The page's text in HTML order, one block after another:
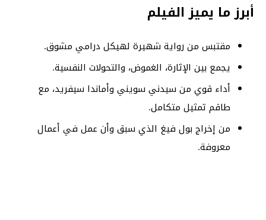
أبرز ما يميز الفيلم
مقتبس من رواية شهيرة لهيكل درامي مشوق.
يجمع بين الإثارة، الغموض، والتحولات النفسية.
أداء قوي من سيدني سويني وأماندا سيفريد، مع
طاقم تمثيل متكامل.
من إخراج بول فيغ الذي سبق وأن عمل في أعمال
معروفة.